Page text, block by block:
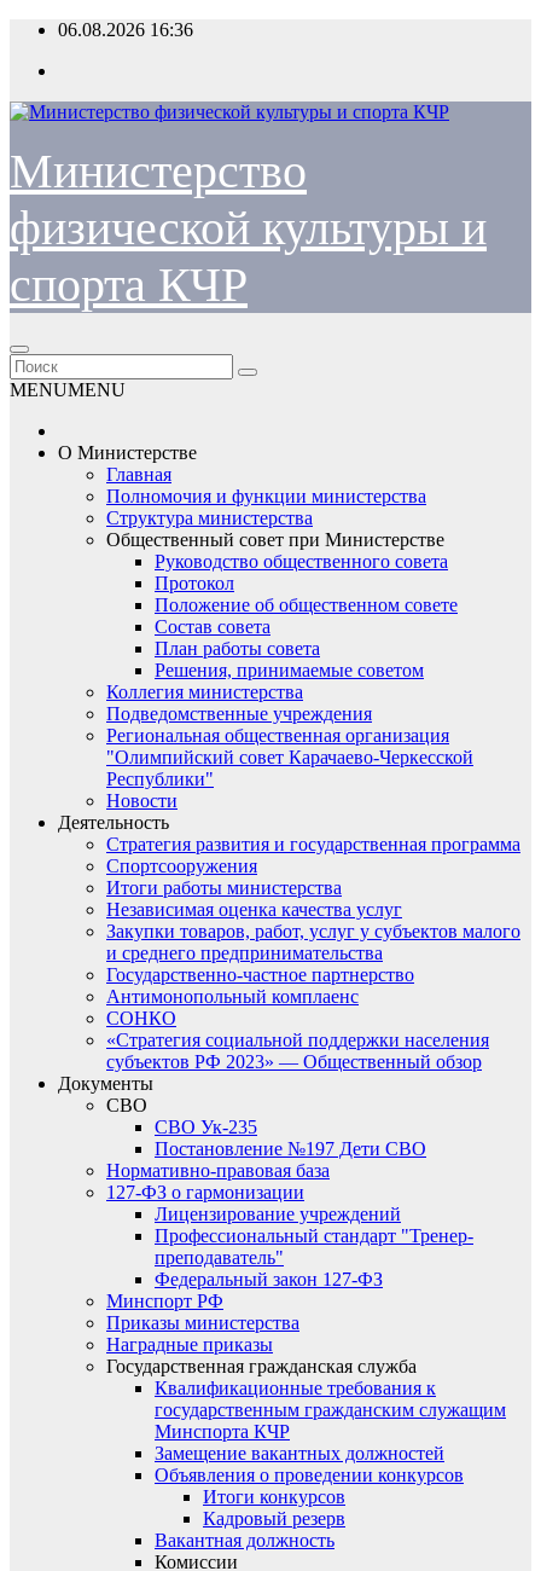
Перейти
содержимому
06.08.2026 16:36
Министерство
физической культуры и
спорта КЧР
MENUMENU
О Министерстве
Главная
Полномочия и функции министерства
Структура министерства
Общественный совет при Министерстве
Руководство общественного совета
Протокол
Положение об общественном совете
Состав совета
План работы совета
Решения, принимаемые советом
Коллегия министерства
Подведомственные учреждения
Региональная общественная организация
"Олимпийский совет Карачаево-Черкесской
Республики"
Новости
Деятельность
Стратегия развития и государственная программа
Спортсооружения
Итоги работы министерства
Независимая оценка качества услуг
Закупки товаров, работ, услуг у субъектов малого
и среднего предпринимательства
Государственно-частное партнерство
Антимонопольный комплаенс
СОНКО
«Стратегия социальной поддержки населения
субъектов РФ 2023» — Общественный обзор
Документы
СВО
СВО Ук-235
Постановление №197 Дети СВО
Нормативно-правовая база
127-ФЗ о гармонизации
Лицензирование учреждений
Профессиональный стандарт "Тренер-
преподаватель"
Федеральный закон 127-ФЗ
Минспорт РФ
Приказы министерства
Наградные приказы
Государственная гражданская служба
Квалификационные требования к
государственным гражданским служащим
Минспорта КЧР
Замещение вакантных должностей
Объявления о проведении конкурсов
Итоги конкурсов
Кадровый резерв
Вакантная должность
Комиссии